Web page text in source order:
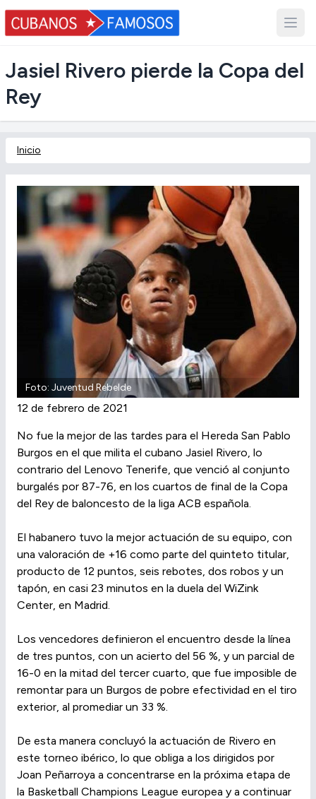
Jasiel Rivero pierde la Copa del
Rey
Inicio
Foto: Juventud Rebelde
12 de febrero de 2021
No fue la mejor de las tardes para el Hereda San Pablo
Burgos en el que milita el cubano Jasiel Rivero, lo
contrario del Lenovo Tenerife, que venció al conjunto
burgalés por 87-76, en los cuartos de final de la Copa
del Rey de baloncesto de la liga ACB española.
El habanero tuvo la mejor actuación de su equipo, con
una valoración de +16 como parte del quinteto titular,
producto de 12 puntos, seis rebotes, dos robos y un
tapón, en casi 23 minutos en la duela del WiZink
Center, en Madrid.
Los vencedores definieron el encuentro desde la línea
de tres puntos, con un acierto del 56 %, y un parcial de
16-0 en la mitad del tercer cuarto, que fue imposible de
remontar para un Burgos de pobre efectividad en el tiro
exterior, al promediar un 33 %.
De esta manera concluyó la actuación de Rivero en
este torneo ibérico, lo que obliga a los dirigidos por
Joan Peñarroya a concentrarse en la próxima etapa de
la Basketball Champions League europea y a continuar